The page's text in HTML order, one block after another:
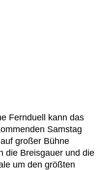
Fernduell kann das
Samstag
großer Bühne
die Breisgauer und die
um den größten